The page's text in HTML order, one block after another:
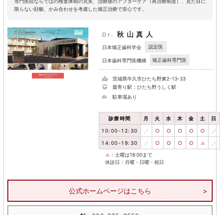
限らない顔貌、かみ合わせを考慮した矯正治療で安心です。
Dr. 秋山真人
日本矯正歯科学会 認定医
日本歯科専門医機構 矯正歯科専門医
茨城県牛久市ひたち野東2-13-33
最寄り駅：ひたち野うしく駅
駐車場あり
診療時間 月 火 水 木 金 土 日
10:00-12:30 ／ ○ ○ ○ ○ ○ ／
14:00-19:30 ／ ○ ○ ○ ○ ▲ ／
▲ ：土曜は18:00まで
休診日：月曜・日曜・祝日
公式ホームページはこちら